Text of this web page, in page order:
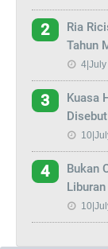
2
Ria
Tahun
3
Kuasa
4
Bukan